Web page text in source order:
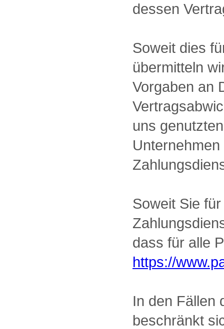
dessen
Soweit dies
übermitteln
Vorgaben an
uns
Soweit Sie
dass für alle
https://
In den Fällen
beschränkt